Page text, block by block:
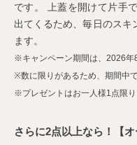
です。 上蓋を開けて片手
出てくるため、毎日のスキ
ます。
※キャンペーン期間は、2026年
※数に限りがあるため、期間中
※プレゼントはお一人様1点限り
さらに2点以上なら！【